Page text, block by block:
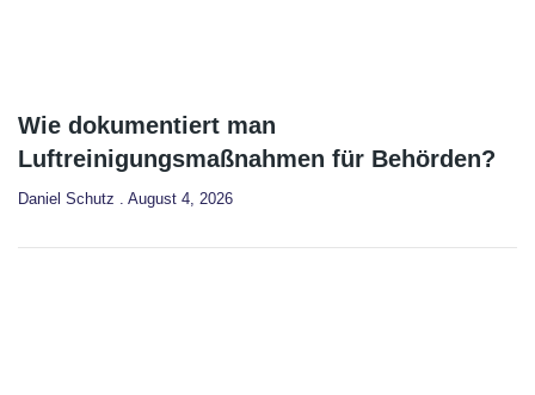
Wie dokumentiert man
Luftreinigungsmaßnahmen für Behörden?
Daniel Schutz August 4, 2026